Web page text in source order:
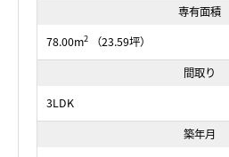
専有面積
78.00m2
（23.59坪）
間取り
3LDK
築年月